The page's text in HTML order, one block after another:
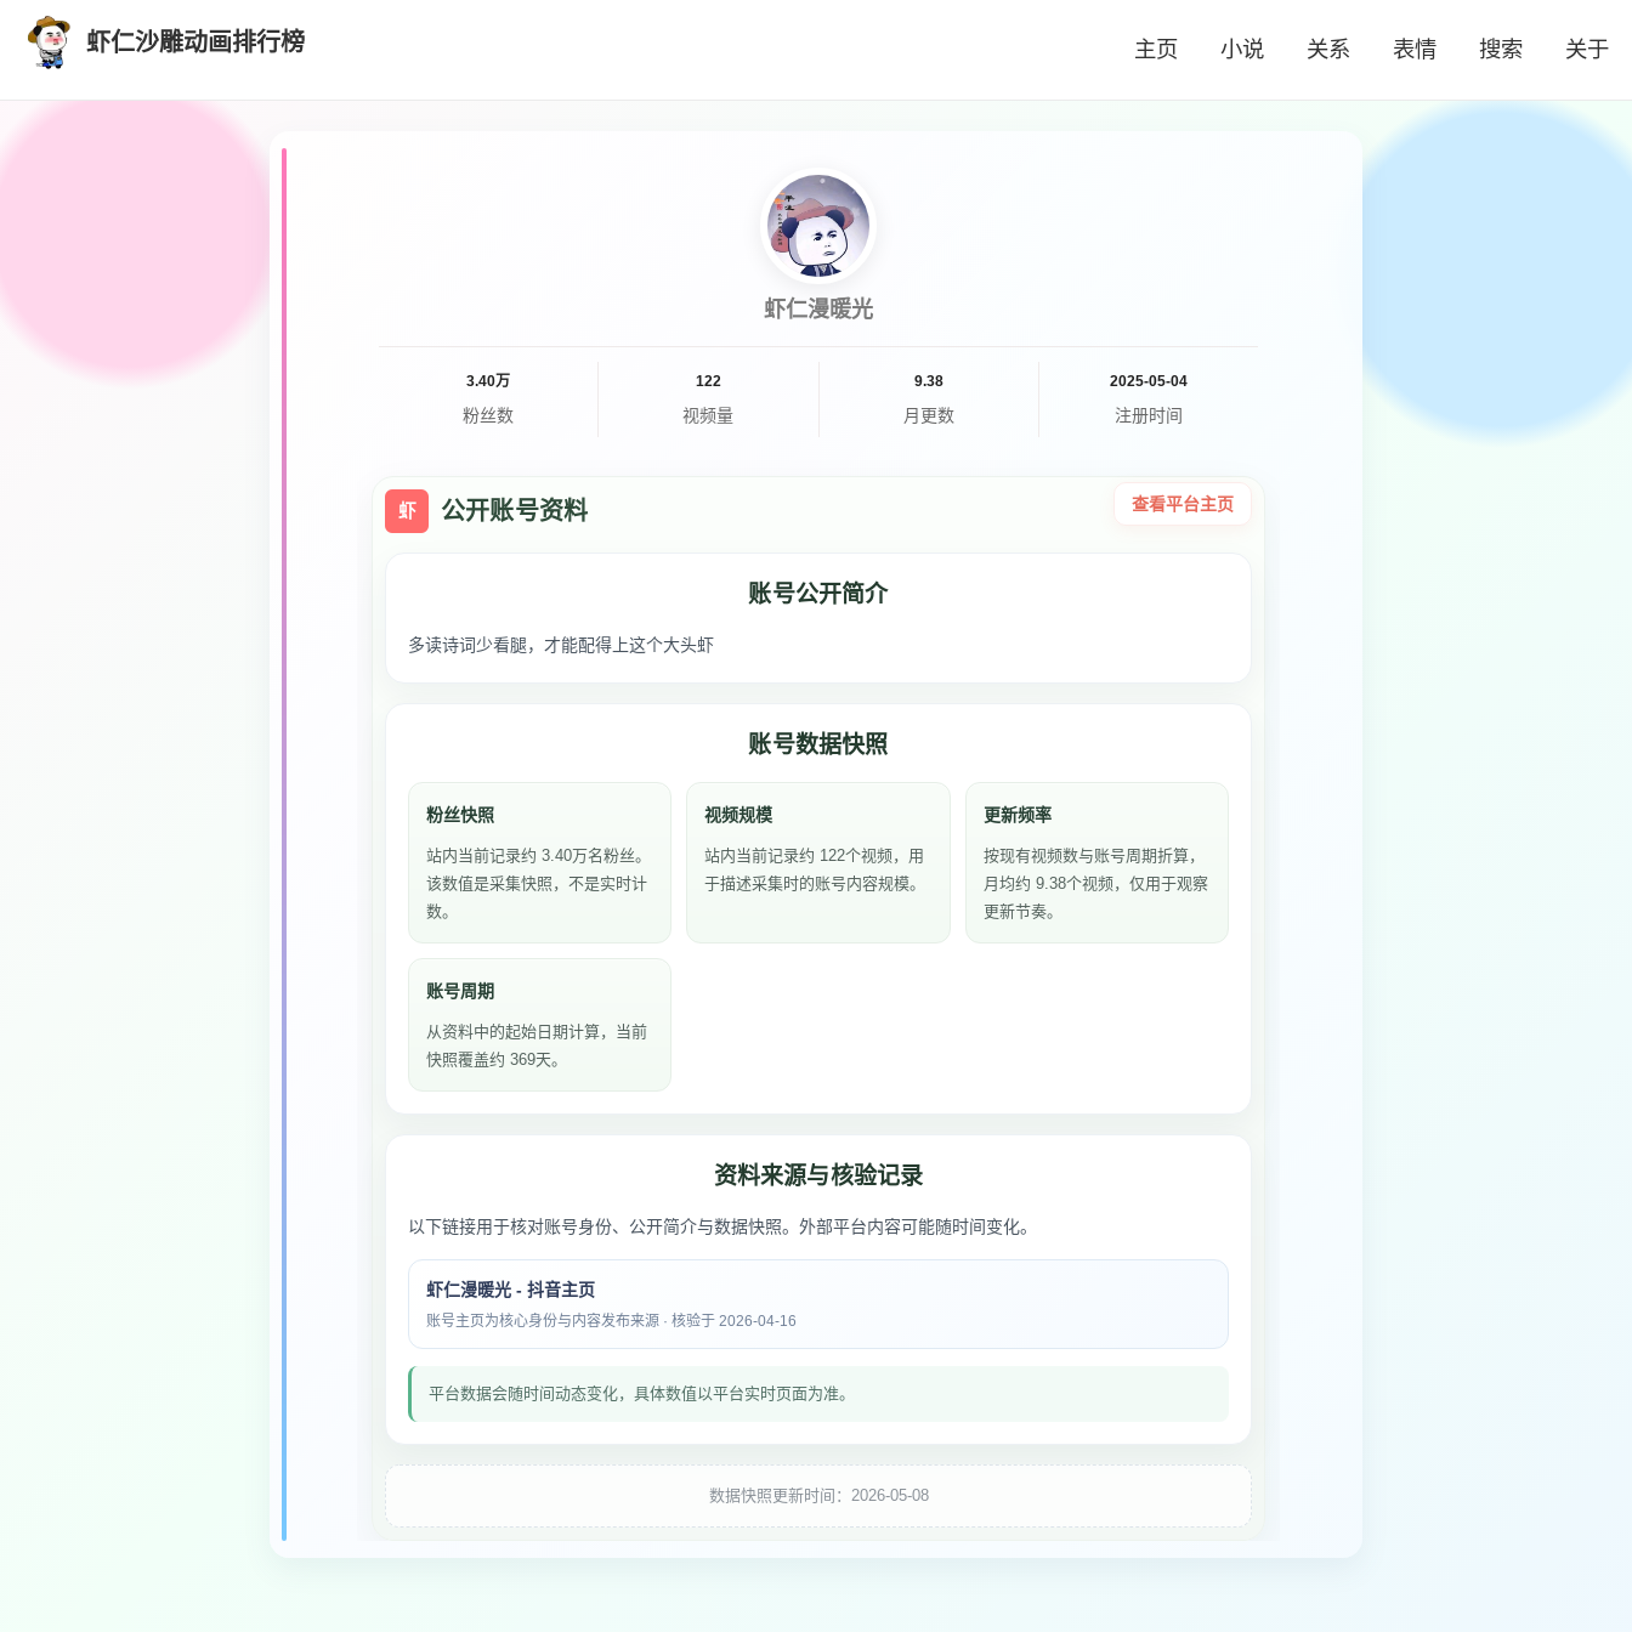
虾仁沙雕动画排行榜 主页 小说 关系 表情 搜索 关于
虾仁漫暖光
3.40万
粉丝数
122
视频量
9.38
月更数
2025-05-04
注册时间
虾 公开账号资料 查看平台主页
账号公开简介
多读诗词少看腿，才能配得上这个大头虾
账号数据快照
粉丝快照
站内当前记录约 3.40万名粉丝。
该数值是采集快照，不是实时计
数。
视频规模
站内当前记录约 122个视频，用
于描述采集时的账号内容规模。
更新频率
按现有视频数与账号周期折算，
月均约 9.38个视频，仅用于观察
更新节奏。
账号周期
从资料中的起始日期计算，当前
快照覆盖约 369天。
资料来源与核验记录
以下链接用于核对账号身份、公开简介与数据快照。外部平台内容可能随时间变化。
虾仁漫暖光 - 抖音主页
账号主页为核心身份与内容发布来源 · 核验于 2026-04-16
平台数据会随时间动态变化，具体数值以平台实时页面为准。
数据快照更新时间：2026-05-08